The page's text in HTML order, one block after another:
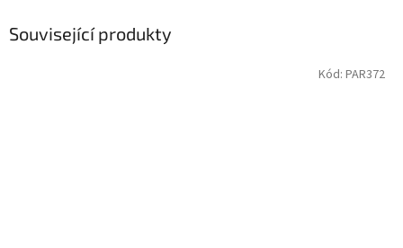
Související produkty
Kód: PAR372